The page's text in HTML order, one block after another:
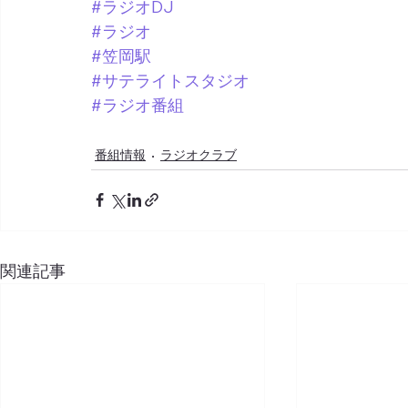
#ラジオDJ
#ラジオ
#笠岡駅
#サテライトスタジオ
#ラジオ番組
番組情報 ラジオクラブ
関連記事